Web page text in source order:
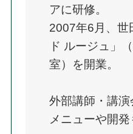
アに研修。
2007年6月、世
ド ルージュ」
室）を開業。
外部講師・講
メニューや開発